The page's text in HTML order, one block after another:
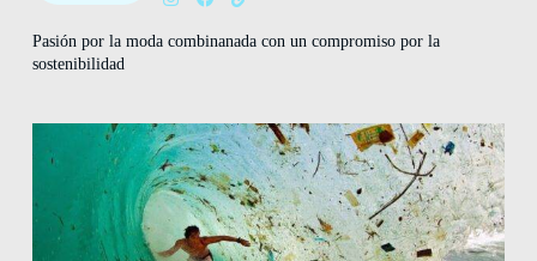
Pasión por la moda combinanada con un compromiso por la
sostenibilidad